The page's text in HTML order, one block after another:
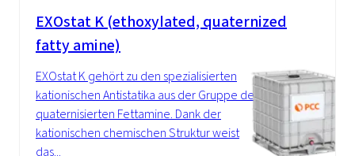
EXOstat K (ethoxylated, quaternized
fatty amine)
EXOstat K gehört zu den spezialisierten
kationischen Antistatika aus der Gruppe der
quaternisierten Fettamine. Dank der
kationischen chemischen Struktur weist
das...